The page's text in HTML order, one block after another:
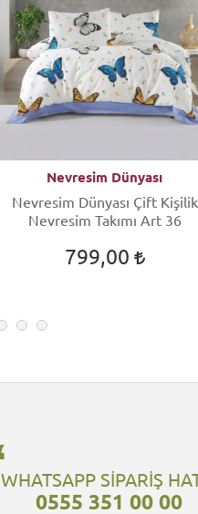
Nevresim Dünyası
Nevresim Dünyası Çift Kişilik
Nevresim Takımı Art 36
799,00
WHATSAPP SİPARİŞ
0555 351 00 00